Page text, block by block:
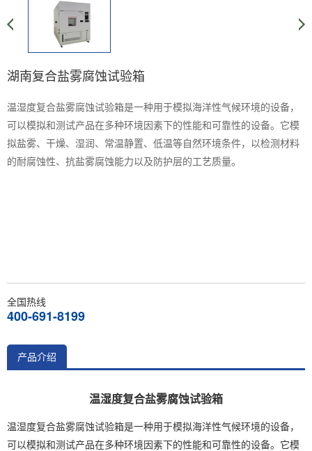
湖南复合盐雾腐蚀试验箱
温湿度复合盐雾腐蚀试验箱是一种用于模拟海洋性气候环境的设备，
可以模拟和测试产品在多种环境因素下的性能和可靠性的设备。它模
拟盐雾、干燥、湿润、常温静置、低温等自然环境条件，以检测材料
的耐腐蚀性、抗盐雾腐蚀能力以及防护层的工艺质量。
全国热线
400-691-8199
产品介绍
温湿度复合盐雾腐蚀试验箱
温湿度复合盐雾腐蚀试验箱是一种用于模拟海洋性气候环境的设备，
可以模拟和测试产品在多种环境因素下的性能和可靠性的设备。它模